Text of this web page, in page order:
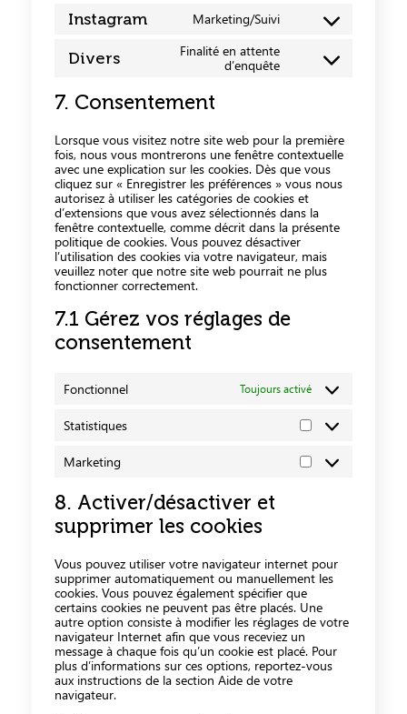
Instagram Marketing/Suivi
Divers
Finalité en attente
d’enquête
7. Consentement
Lorsque vous visitez notre site web pour la première
fois, nous vous montrerons une fenêtre contextuelle
avec une explication sur les cookies. Dès que vous
cliquez sur « Enregistrer les préférences » vous nous
autorisez à utiliser les catégories de cookies et
d’extensions que vous avez sélectionnés dans la
fenêtre contextuelle, comme décrit dans la présente
politique de cookies. Vous pouvez désactiver
l’utilisation des cookies via votre navigateur, mais
veuillez noter que notre site web pourrait ne plus
fonctionner correctement.
7.1 Gérez vos réglages de
consentement
Fonctionnel Toujours activé
Statistiques
Marketing
8. Activer/désactiver et
supprimer les cookies
Vous pouvez utiliser votre navigateur internet pour
supprimer automatiquement ou manuellement les
cookies. Vous pouvez également spécifier que
certains cookies ne peuvent pas être placés. Une
autre option consiste à modifier les réglages de votre
navigateur Internet afin que vous receviez un
message à chaque fois qu’un cookie est placé. Pour
plus d’informations sur ces options, reportez-vous
aux instructions de la section Aide de votre
navigateur.